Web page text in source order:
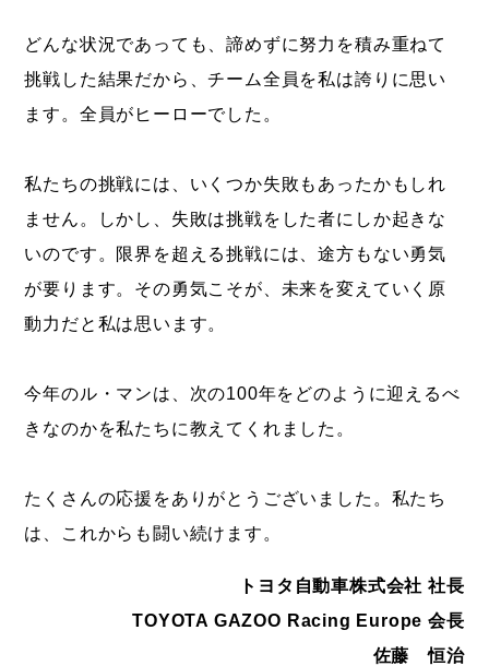
どんな状況であっても、諦めずに努力を積み重ねて
挑戦した結果だから、チーム全員を私は誇りに思い
ます。全員がヒーローでした。
私たちの挑戦には、いくつか失敗もあったかもしれ
ません。しかし、失敗は挑戦をした者にしか起きな
いのです。限界を超える挑戦には、途方もない勇気
が要ります。その勇気こそが、未来を変えていく原
動力だと私は思います。
今年のル・マンは、次の100年をどのように迎えるべ
きなのかを私たちに教えてくれました。
たくさんの応援をありがとうございました。私たち
は、これからも闘い続けます。
トヨタ自動車株式会社 社長
TOYOTA GAZOO Racing Europe 会長
佐藤 恒治